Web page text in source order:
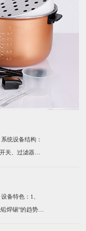
统设备结构：
箱、电箱、定
备特色：1、
焊锡”的趋势所